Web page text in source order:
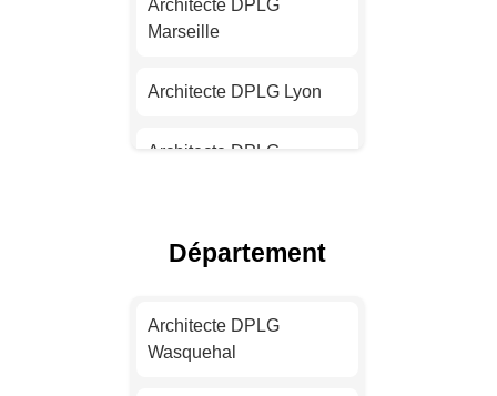
Architecte DPLG
Marseille
Architecte DPLG Lyon
Architecte DPLG
Architecte DPLG Nice
Architecte DPLG
Département
Architecte DPLG
Wasquehal